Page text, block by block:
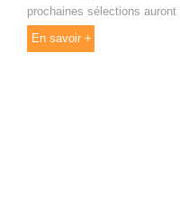
prochaines sélections auront
En savoir +